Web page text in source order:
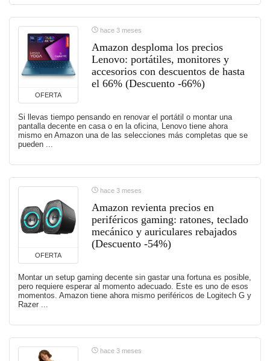
OFERTA
hace 3 meses
Amazon desploma los precios
Lenovo: portátiles, monitores y
accesorios con descuentos de hasta
el 66% (Descuento -66%)
Si llevas tiempo pensando en renovar el portátil o montar una
pantalla decente en casa o en la oficina, Lenovo tiene ahora
mismo en Amazon una de las selecciones más completas que se
pueden ...
OFERTA
hace 3 meses
Amazon revienta precios en
periféricos gaming: ratones, teclado
mecánico y auriculares rebajados
(Descuento -54%)
Montar un setup gaming decente sin gastar una fortuna es posible,
pero requiere esperar al momento adecuado. Este es uno de esos
momentos. Amazon tiene ahora mismo periféricos de Logitech G y
Razer ...
hace 3 meses